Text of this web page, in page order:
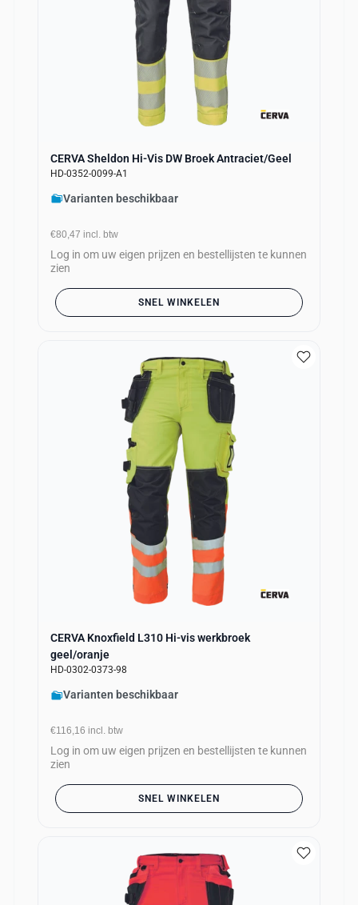
CERVA Sheldon Hi-Vis DW Broek Antraciet/Geel
HD-0352-0099-A1
Varianten beschikbaar
€80,47 incl. btw
Log in om uw eigen prijzen en bestellijsten te kunnen
zien
SNEL WINKELEN
CERVA Knoxfield L310 Hi-vis werkbroek
geel/oranje
HD-0302-0373-98
Varianten beschikbaar
€116,16 incl. btw
Log in om uw eigen prijzen en bestellijsten te kunnen
zien
SNEL WINKELEN